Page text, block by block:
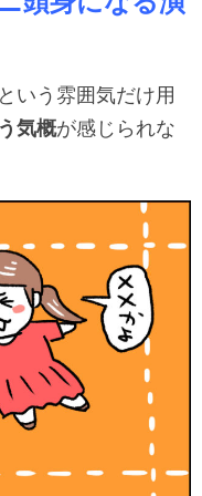
いう雰囲気だけ用
気概が感じられな